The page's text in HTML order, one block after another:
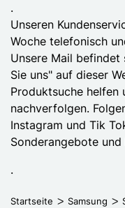
.
Unseren
Woche telefonisch
Unsere Mail
Sie uns" auf dieser
Produktsuche helfen
nachverfolgen.
Instagram und Tik
Sonderangebote
.
Startseite Samsung